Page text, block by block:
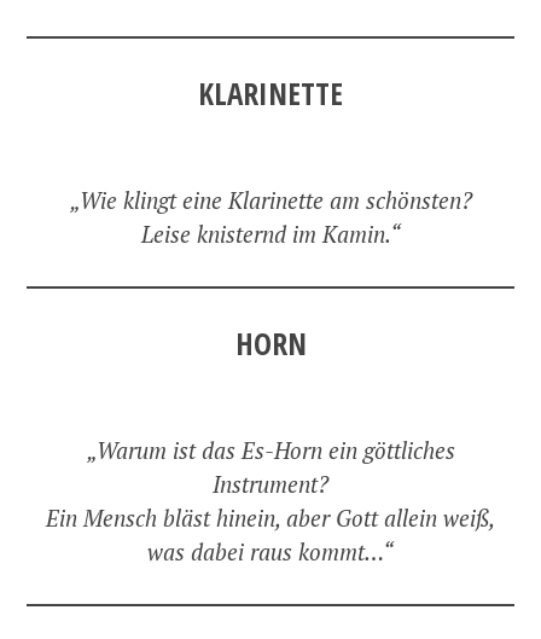
KLARINETTE
„Wie klingt eine Klarinette am schönsten?
Leise knisternd im Kamin.“
HORN
„Warum ist das Es-Horn ein göttliches
Instrument?
Ein Mensch bläst hinein, aber Gott allein weiß,
was dabei raus kommt…“